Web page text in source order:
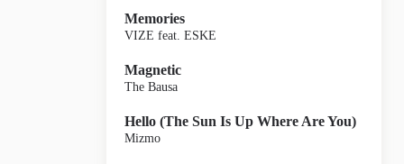
Memories
VIZE feat. ESKE
Magnetic
The Bausa
Hello (The Sun Is Up Where Are You)
Mizmo